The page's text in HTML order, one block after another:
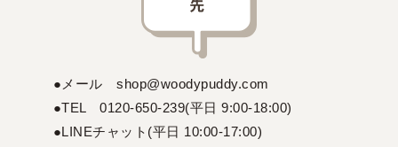
●メール shop@woodypuddy.com
●TEL 0120-650-239(平日 9:00-18:00)
●LINEチャット(平日 10:00-17:00)